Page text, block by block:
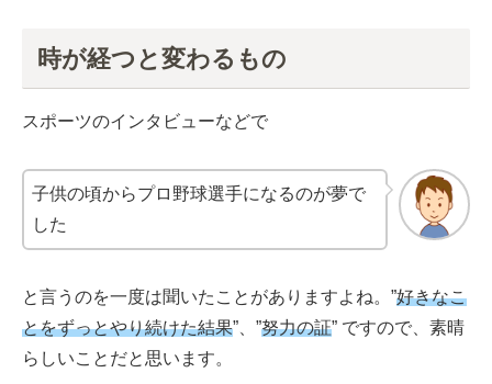
時が経つと変わるもの
スポーツのインタビューなどで
子供の頃からプロ野球選手になるのが夢で
した
と言うのを一度は聞いたことがありますよね。”好きなこ
とをずっとやり続けた結果”、”努力の証” ですので、素晴
らしいことだと思います。